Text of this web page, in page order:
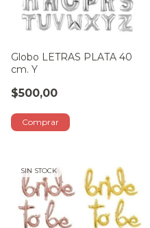
Globo LETRAS PLATA 40
cm. Y
$500,00
SIN STOCK